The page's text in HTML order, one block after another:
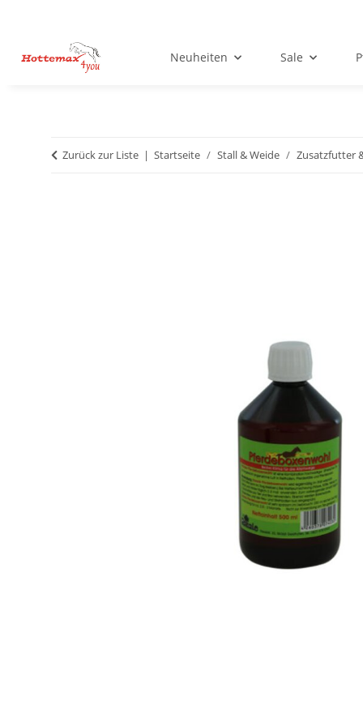
Neuheiten Sale
Zurück zur Liste Startseite Stall & Weide Zusatzfutter